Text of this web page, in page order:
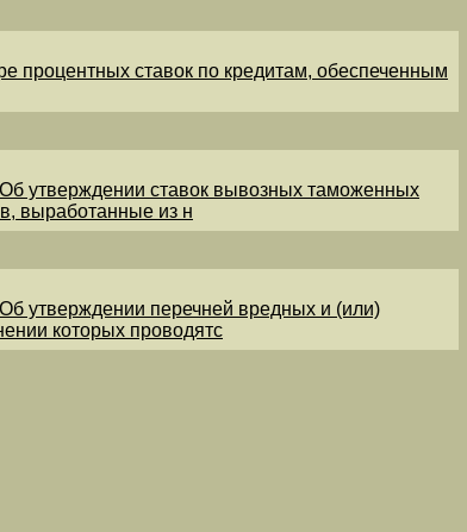
процентных ставок по кредитам, обеспеченным
утверждении ставок вывозных таможенных
выработанные из н
утверждении перечней вредных и (или)
которых проводятс